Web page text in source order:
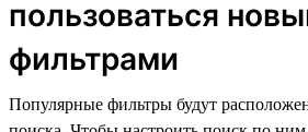
пользоваться
фильтрами
Популярные фильтры будут